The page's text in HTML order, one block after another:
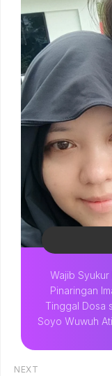
Wajib
Pinaringan
Tinggal Dosa
Soyo Wuwuh
NEXT